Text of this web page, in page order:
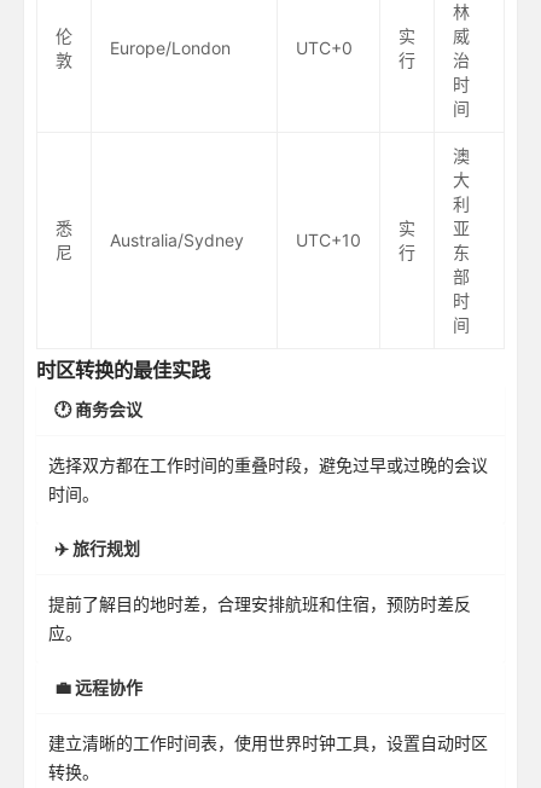
伦
敦
Europe/London UTC+0
实
行
林
威
治
时
间
悉
尼
Australia/Sydney UTC+10
实
行
澳
大
利
亚
东
部
时
间
时区转换的最佳实践
🕐 商务会议
选择双方都在工作时间的重叠时段，避免过早或过晚的会议
时间。
✈️ 旅行规划
提前了解目的地时差，合理安排航班和住宿，预防时差反
应。
💼 远程协作
建立清晰的工作时间表，使用世界时钟工具，设置自动时区
转换。